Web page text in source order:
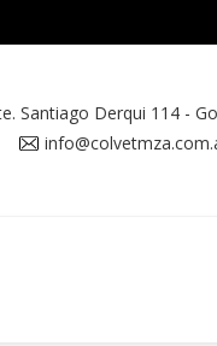
CAPACITACIÓN
Santiago Derqui 114 -